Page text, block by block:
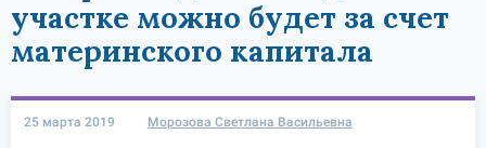
участке можно будет за счет
материнского капитала
25 марта 2019 Морозова Светлана Васильевна